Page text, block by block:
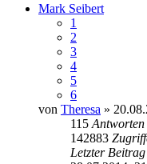
Mark Seibert
1
2
3
4
5
6
von Theresa »
115 Antworten
142883
Letzter Beitrag